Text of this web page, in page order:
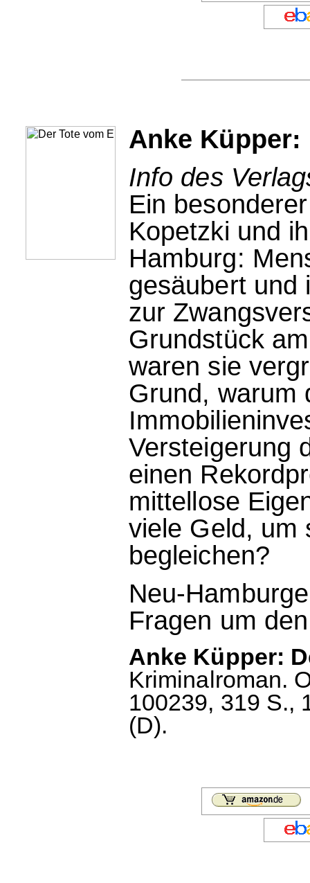
Anke Küpper:
Info des
Ein
Kopetzki und
Hamburg:
gesäubert und
zur
Grundstück
waren sie
Grund, warum
Versteigerung
einen
mittellose
viele Geld, um
begleichen?
Neu-
Fragen um
Anke Küpper:
Kriminalroman.
100239, 319 S.,
(D).